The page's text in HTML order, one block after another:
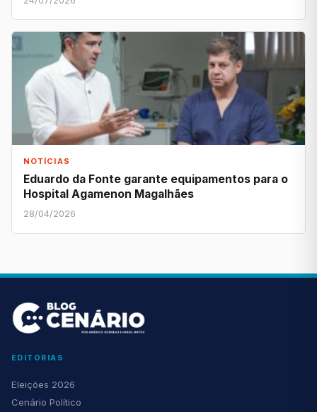
NOTÍCIAS
Eduardo da Fonte garante equipamentos para o
Hospital Agamenon Magalhães
28/04/2026
EDITORIAS
Eleições 2026
Cenário Político